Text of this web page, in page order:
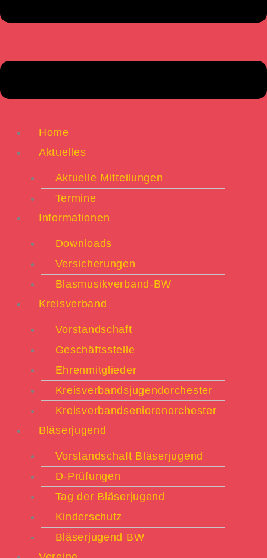
Home
Aktuelles
Aktuelle Mitteilungen
Termine
Informationen
Downloads
Versicherungen
Blasmusikverband-BW
Kreisverband
Vorstandschaft
Geschäftsstelle
Ehrenmitglieder
Kreisverbandsjugendorchester
Kreisverbandseniorenorchester
Bläserjugend
Vorstandschaft Bläserjugend
D-Prüfungen
Tag der Bläserjugend
Kinderschutz
Bläserjugend BW